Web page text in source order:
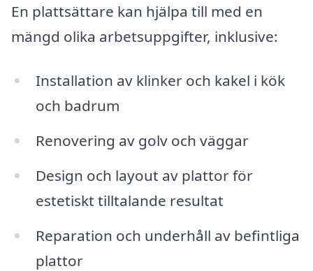
En plattsättare kan hjälpa till med en
mängd olika arbetsuppgifter, inklusive:
Installation av klinker och kakel i kök
och badrum
Renovering av golv och väggar
Design och layout av plattor för
estetiskt tilltalande resultat
Reparation och underhåll av befintliga
plattor